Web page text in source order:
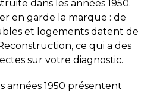
dans les années 1950.
en garde la marque : de
et logements datent de
ce qui a des
sur votre diagnostic.
années 1950 présentent